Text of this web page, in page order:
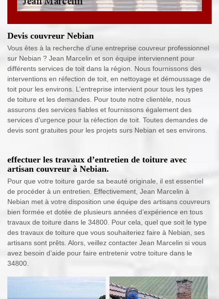
Devis couvreur Nebian
Vous êtes à la recherche d’une entreprise couvreur professionnel
sur Nebian ? Jean Marcelin et son équipe interviennent pour
différents services de toit dans la région. Nous fournissons des
interventions en réfection de toit, en nettoyage et démoussage de
toit pour les environs. L’entreprise intervient pour tous les types
de toiture et les demandes. Pour toute notre clientèle, nous
assurons des services fiables et fournissons également des
services d’urgence pour la réfection de toit. Toutes demandes de
devis sont gratuites pour les projets surs Nebian et ses environs.
effectuer les travaux d’entretien de toiture avec
artisan couvreur à Nebian.
Pour que votre toiture garde sa beauté originale, il est essentiel
de procéder à un entretien. Effectivement, Jean Marcelin à
Nebian met à votre disposition une équipe des artisans couvreurs
bien formée et dotée de plusieurs années d’expérience en tous
travaux de toiture dans le 34800. Pour cela, quel que soit le type
des travaux de toiture que vous souhaiteriez faire à Nebian, ses
artisans sont prêts. Alors, veillez contacter Jean Marcelin si vous
avez besoin d’aide pour faire entretenir votre toiture dans le
34800.